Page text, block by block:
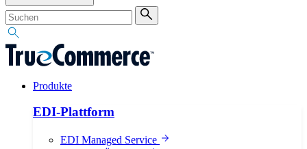
Produkte
EDI-Plattform
EDI Managed Service